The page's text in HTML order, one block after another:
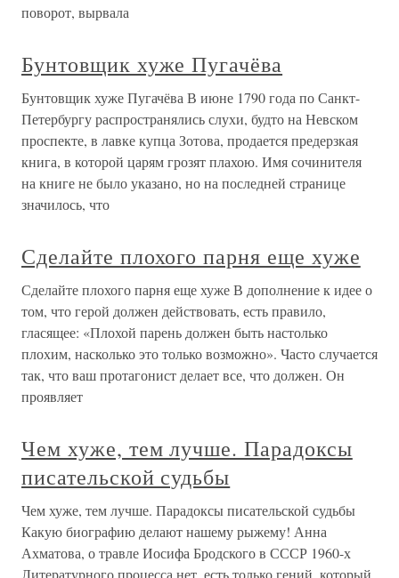
поворот, вырвала
Бунтовщик хуже Пугачёва
Бунтовщик хуже Пугачёва В июне 1790 года по Санкт-
Петербургу распространялись слухи, будто на Невском
проспекте, в лавке купца Зотова, продается предерзкая
книга, в которой царям грозят плахою. Имя сочинителя
на книге не было указано, но на последней странице
значилось, что
Сделайте плохого парня еще хуже
Сделайте плохого парня еще хуже В дополнение к идее о
том, что герой должен действовать, есть правило,
гласящее: «Плохой парень должен быть настолько
плохим, насколько это только возможно». Часто случается
так, что ваш протагонист делает все, что должен. Он
проявляет
Чем хуже, тем лучше. Парадоксы
писательской судьбы
Чем хуже, тем лучше. Парадоксы писательской судьбы
Какую биографию делают нашему рыжему! Анна
Ахматова, о травле Иосифа Бродского в СССР 1960-х